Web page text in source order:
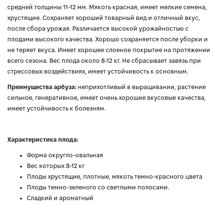
средней толщины 11-12 мм. Мякоть красная, имеет мелкие семена,
хрустящие. Сохраняет хороший товарный вид и отличный вкус,
после сбора урожая. Различается высокой урожайностью с
плодами высокого качества. Хорошо сохраняется после уборки и
не теряет вкуса. Имеет хорошее слоеное покрытие на протяжении
всего сезона. Вес плода около 8-12 кг. Не сбрасывает завязь при
стрессовых воздействиях, имеет устойчивость к основным.
Преимущества арбуза: неприхотливый в выращивании, растение
сильное, генеративное, имеет очень хорошие вкусовые качества,
имеет устойчивость к болезням.
Характеристика плода:
Форма округло-овальная
Вес которых 8-12 кг
Плоды хрустящие, плотные, мякоть темно-красного цвета
Плоды темно-зеленого со светлыми полосами.
Сладкий и ароматный